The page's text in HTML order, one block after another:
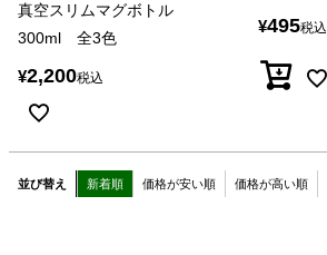
真空スリムマグボトル
300ml 全3色
¥2,200税込
¥495税込
並び替え 新着順 価格が安い順 価格が高い順